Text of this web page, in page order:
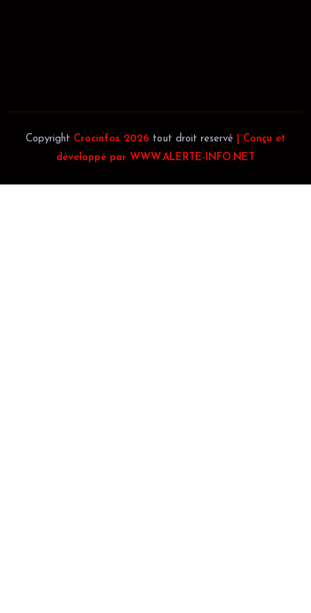
Copyright Crocinfos 2026 tout droit reservé
| Conçu et
développé par WWW.ALERTE-INFO.NET